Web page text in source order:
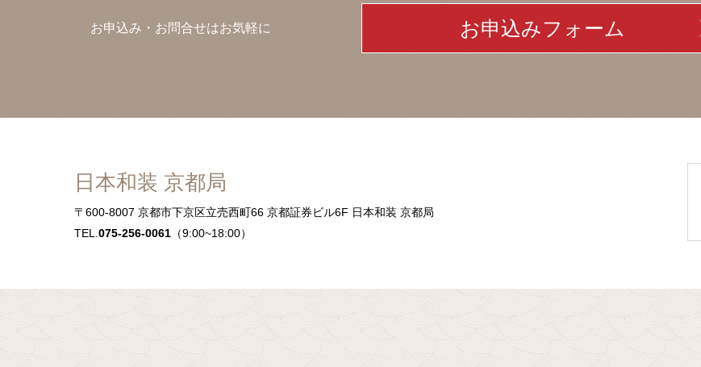
お申込み・お問合せはお気軽に お申込みフォーム
日本和装 京都局
〒600-8007 京都市下京区立売西町66 京都証券ビル6F 日本和装 京都局
TEL. 075-256-0061 （9:00~18:00）